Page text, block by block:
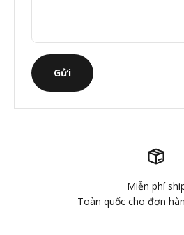
Gửi
Miễn phí
Toàn quốc cho đơn